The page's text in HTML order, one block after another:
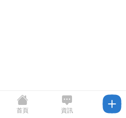
首頁 資訊